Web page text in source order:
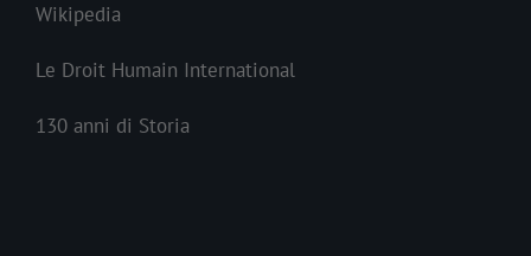
Wikipedia
Le Droit Humain International
130 anni di Storia